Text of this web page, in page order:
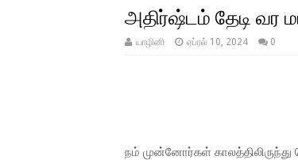
அதிர்ஷ்டம் தேடி வர
யாழினி ஏப்ரல் 10, 2024 0
நம் முன்னோர்கள்